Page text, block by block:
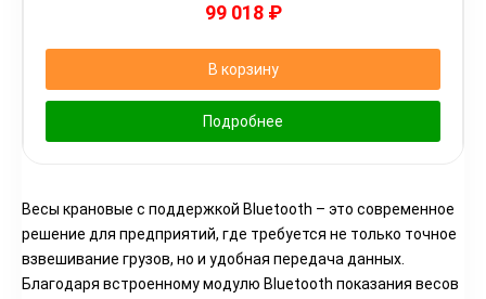
99 018 ₽
В корзину
Подробнее
Весы крановые с поддержкой Bluetooth – это современное
решение для предприятий, где требуется не только точное
взвешивание грузов, но и удобная передача данных.
Благодаря встроенному модулю Bluetooth показания весов